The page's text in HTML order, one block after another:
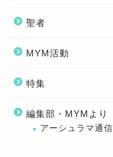
聖者
MYM活動
特集
編集部・MYMより
アーシュラマ通信